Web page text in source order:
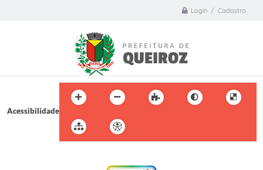
Login / Cadastro
Acessibilidade